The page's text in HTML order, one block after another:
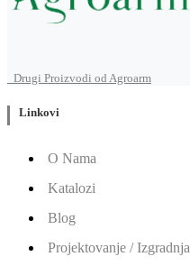
Drugi Proizvodi od Agroarm
Linkovi
O Nama
Katalozi
Blog
Projektovanje / Izgradnja